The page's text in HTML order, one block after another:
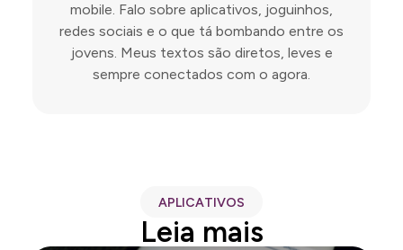
mobile. Falo sobre aplicativos, joguinhos,
redes sociais e o que tá bombando entre os
jovens. Meus textos são diretos, leves e
sempre conectados com o agora.
APLICATIVOS
Leia mais